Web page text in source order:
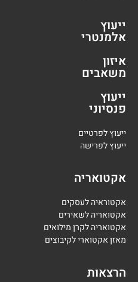
ייעוץ
אלמנטרי
איזון
משאבים
ייעוץ
פנסיוני
ייעוץ לפרטיים
ייעוץ לפרישה
אקטואריה
אקטוראיה לעסקים
אקטואריה לשאירים
אקטואריה לקרן מילואים
מאזן אקטוארי לקיבוצים
הרצאות